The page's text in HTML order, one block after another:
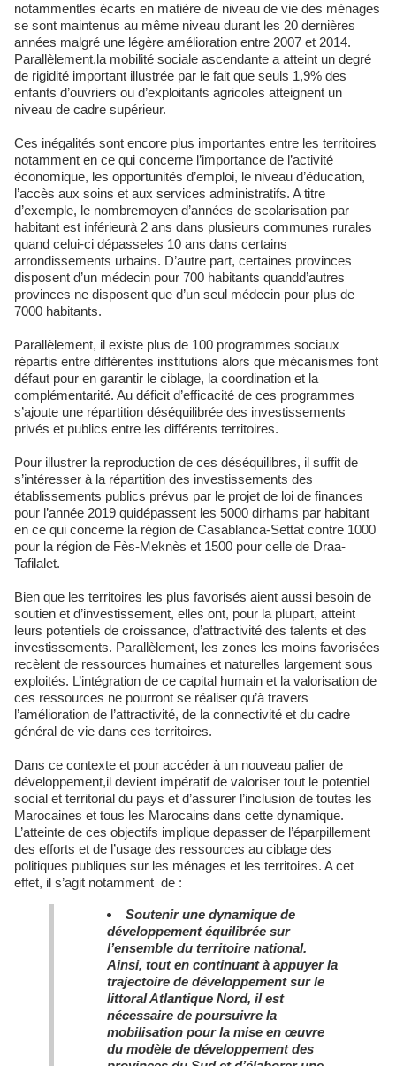
notammentles écarts en matière de niveau de vie des ménages
se sont maintenus au même niveau durant les 20 dernières
années malgré une légère amélioration entre 2007 et 2014.
Parallèlement,la mobilité sociale ascendante a atteint un degré
de rigidité important illustrée par le fait que seuls 1,9% des
enfants d’ouvriers ou d’exploitants agricoles atteignent un
niveau de cadre supérieur.
Ces inégalités sont encore plus importantes entre les territoires
notamment en ce qui concerne l’importance de l’activité
économique, les opportunités d’emploi, le niveau d’éducation,
l’accès aux soins et aux services administratifs. A titre
d’exemple, le nombremoyen d’années de scolarisation par
habitant est inférieurà 2 ans dans plusieurs communes rurales
quand celui-ci dépasseles 10 ans dans certains
arrondissements urbains. D’autre part, certaines provinces
disposent d’un médecin pour 700 habitants quandd’autres
provinces ne disposent que d’un seul médecin pour plus de
7000 habitants.
Parallèlement, il existe plus de 100 programmes sociaux
répartis entre différentes institutions alors que mécanismes font
défaut pour en garantir le ciblage, la coordination et la
complémentarité. Au déficit d’efficacité de ces programmes
s’ajoute une répartition déséquilibrée des investissements
privés et publics entre les différents territoires.
Pour illustrer la reproduction de ces déséquilibres, il suffit de
s’intéresser à la répartition des investissements des
établissements publics prévus par le projet de loi de finances
pour l’année 2019 quidépassent les 5000 dirhams par habitant
en ce qui concerne la région de Casablanca-Settat contre 1000
pour la région de Fès-Meknès et 1500 pour celle de Draa-
Tafilalet.
Bien que les territoires les plus favorisés aient aussi besoin de
soutien et d’investissement, elles ont, pour la plupart, atteint
leurs potentiels de croissance, d’attractivité des talents et des
investissements. Parallèlement, les zones les moins favorisées
recèlent de ressources humaines et naturelles largement sous
exploités. L’intégration de ce capital humain et la valorisation de
ces ressources ne pourront se réaliser qu’à travers
l’amélioration de l’attractivité, de la connectivité et du cadre
général de vie dans ces territoires.
Dans ce contexte et pour accéder à un nouveau palier de
développement,il devient impératif de valoriser tout le potentiel
social et territorial du pays et d’assurer l’inclusion de toutes les
Marocaines et tous les Marocains dans cette dynamique.
L’atteinte de ces objectifs implique depasser de l’éparpillement
des efforts et de l’usage des ressources au ciblage des
politiques publiques sur les ménages et les territoires. A cet
effet, il s’agit notamment de :
Soutenir une dynamique de
développement équilibrée sur
l’ensemble du territoire national.
Ainsi, tout en continuant à appuyer la
trajectoire de développement sur le
littoral Atlantique Nord, il est
nécessaire de poursuivre la
mobilisation pour la mise en œuvre
du modèle de développement des